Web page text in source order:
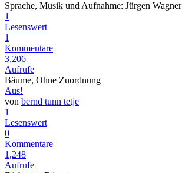
Sprache, Musik und Aufnahme: Jürgen Wagner
1
Lesenswert
1
Kommentare
3,206
Aufrufe
Bäume, Ohne Zuordnung
Aus!
von bernd tunn tetje
1
Lesenswert
0
Kommentare
1,248
Aufrufe